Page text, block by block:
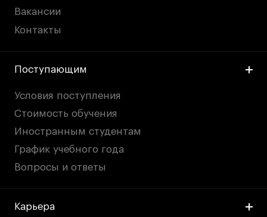
Вакансии
Контакты
Поступающим
Условия поступления
Стоимость обучения
Иностранным студентам
График учебного года
Вопросы и ответы
Карьера